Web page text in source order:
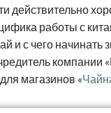
действительно
работы с
и с чего начинать
компании
магазинов «